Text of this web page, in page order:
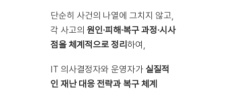
단순히 사건의 나열에 그치지 않고,
각 사고의 원인·피해·복구 과정·시사
점을 체계적으로 정리하여,
IT 의사결정자와 운영자가 실질적
인 재난 대응 전략과 복구 체계